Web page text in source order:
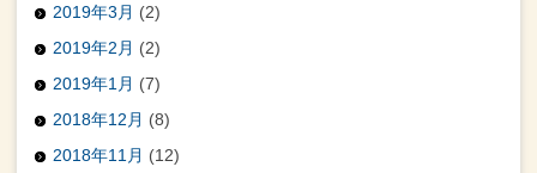
2019年3月 (2)
2019年2月 (2)
2019年1月 (7)
2018年12月 (8)
2018年11月 (12)